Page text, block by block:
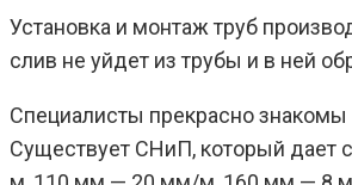
Установка и монтаж труб
слив не уйдет из трубы и в ней
Специалисты прекрасно
Существует СНиП, который дает